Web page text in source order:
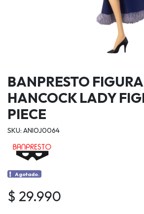
BANPRESTO
HANCOCK LADY
PIECE
SKU: ANIOJ0064
Agotado.
$ 29.990